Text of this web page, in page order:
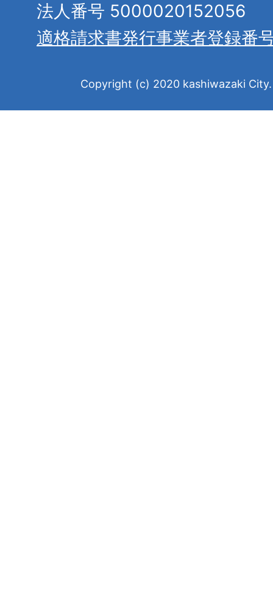
法人番号 5000020152056
適格請求書発行事業者登録番
Copyright (c) 2020 kashiwazaki